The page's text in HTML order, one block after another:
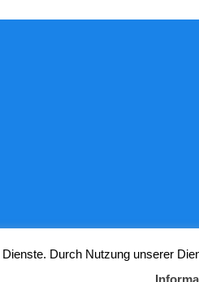
Durch Nutzung unserer